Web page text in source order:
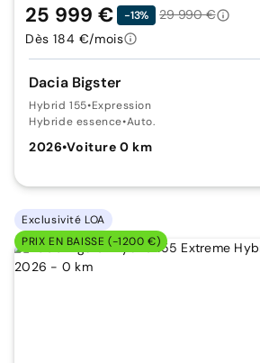
Dacia Bigster
Hybrid 155•Expression
Hybride essence•Auto.
2026•Voiture 0 km
25 999 € -13%
29 990 €
Dès 184 €/mois
Exclusivité LOA
PRIX EN BAISSE (-1200 €)